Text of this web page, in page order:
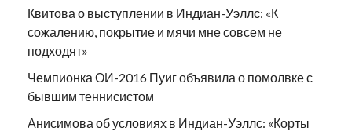
Квитова о выступлении в Индиан-Уэллс: «К
сожалению, покрытие и мячи мне совсем не
подходят»
Чемпионка ОИ-2016 Пуиг объявила о помолвке с
бывшим теннисистом
Анисимова об условиях в Индиан-Уэллс: «Корты